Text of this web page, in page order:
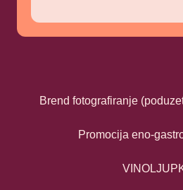
Brend fotografiranje
Promocija eno-